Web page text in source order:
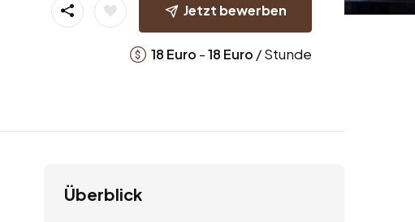
Jetzt bewerben
18 Euro -18 Euro / Stunde
Überblick